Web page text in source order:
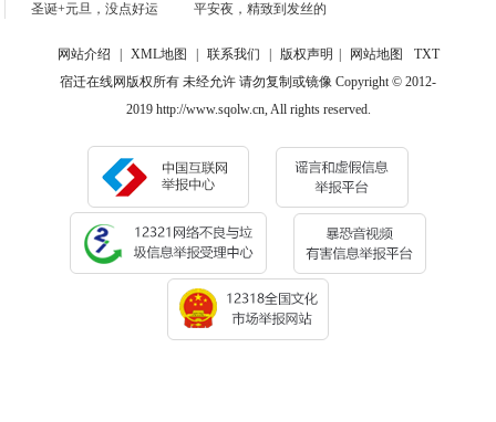
圣诞+元旦，没点好运 平安夜，精致到发丝的
网站介绍 XML地图 联系我们 版权声明 网站地图
TXT
宿迁在线网版权所有 未经允许 请勿复制或镜像 Copyright © 2012-
2019 http://www.sqolw.cn, All rights reserved.